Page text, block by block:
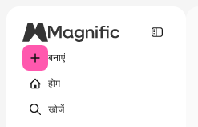
बनाएं
होम
खोजें